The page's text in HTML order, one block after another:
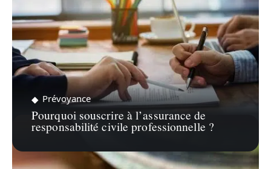
Prévoyance
Pourquoi souscrire à l’assurance de
responsabilité civile professionnelle ?